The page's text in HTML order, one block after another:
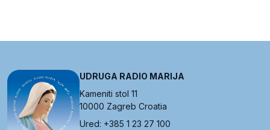
UDRUGA RADIO MARIJA
Kameniti stol 11
10000 Zagreb Croatia
Ured: +385 1 23 27 100